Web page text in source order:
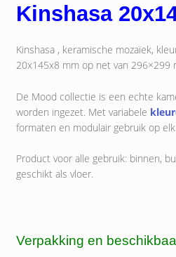
Kinshasa
Kinshasa , keramische mozaïek,
20x145x8 mm op net van 296×299
De Mood collectie is een echte
worden ingezet. Met variabele
formaten en modulair gebruik op
Product voor alle gebruik: binnen,
geschikt als vloer.
Verpakking en